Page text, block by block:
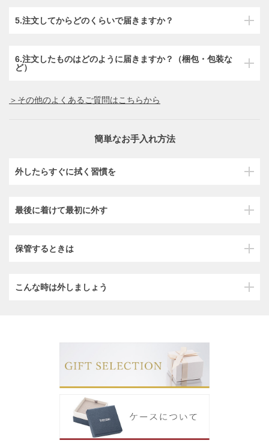
5.注文してからどのくらいで届きますか？
6.注文したものはどのように届きますか？（梱包・包装な
ど）
＞その他のよくあるご質問はこちらから
簡単なお手入れ方法
外したらすぐに拭く習慣を
最後に着けて最初に外す
保管するときは
こんな時は外しましょう